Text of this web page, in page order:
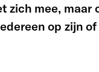
zich mee, maar
op zijn